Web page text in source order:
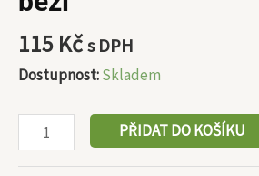
115 Kčs DPH
Dostupnost:Skladem
PŘIDAT DO KOŠÍKU